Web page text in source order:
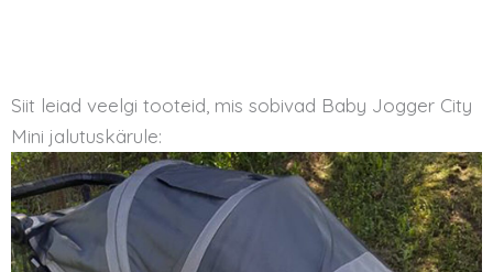
Siit leiad veelgi tooteid, mis sobivad Baby Jogger City
Mini jalutuskärule: